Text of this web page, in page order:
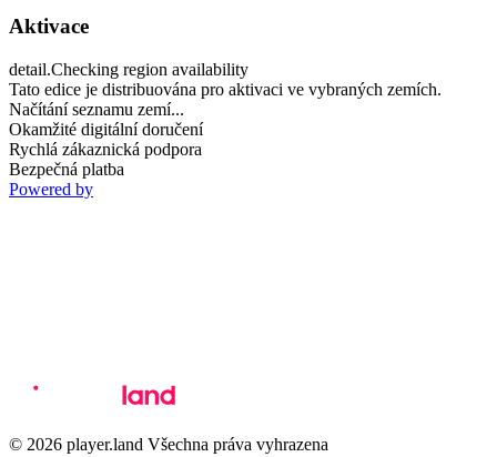
Aktivace
detail.Checking region availability
Tato edice je distribuována pro aktivaci ve vybraných zemích.
Načítání seznamu zemí...
Okamžité digitální doručení
Rychlá zákaznická podpora
Bezpečná platba
Powered by
© 2026 player.land Všechna práva vyhrazena